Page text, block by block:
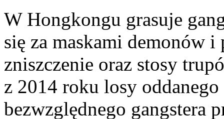
W Hongkongu grasuje
się za maskami demonów
zniszczenie oraz stosy
z 2014 roku losy
bezwzględnego gangstera